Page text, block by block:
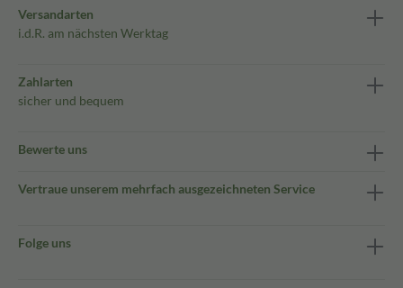
Versandarten
i.d.R. am nächsten Werktag
Zahlarten
sicher und bequem
Bewerte uns
Vertraue unserem mehrfach ausgezeichneten Service
Folge uns